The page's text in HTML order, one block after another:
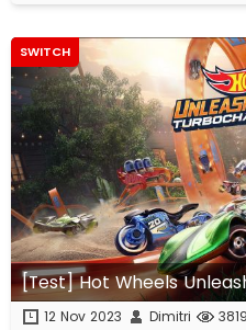
SWITCH
[Test] Hot Wheels
12 Nov 2023 Dimitri 3819